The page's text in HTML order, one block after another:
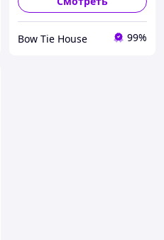
Bow Tie House 99%